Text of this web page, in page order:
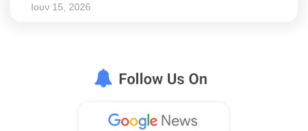
Ιουν 15, 2026